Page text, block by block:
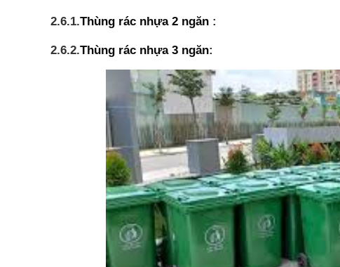
2.6.1.Thùng rác nhựa 2 ngăn :
2.6.2.Thùng rác nhựa 3 ngăn: